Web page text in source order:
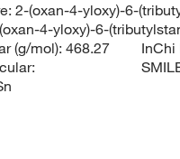
2-(oxan-4-yloxy)-6-
4-yloxy)-6-
(g/mol):468.27